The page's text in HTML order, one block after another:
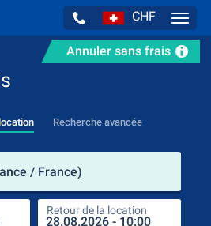
CHF
Annuler sans frais
Recherche avancée
/ France)
Retour de la location